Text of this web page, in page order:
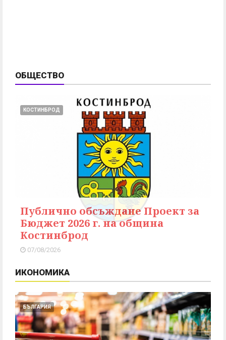
ОБЩЕСТВО
КОСТИНБРОД
Публично обсъждане Проект за
Бюджет 2026 г. на община
Костинброд
07/08/2026
ИКОНОМИКА
БЪЛГАРИЯ